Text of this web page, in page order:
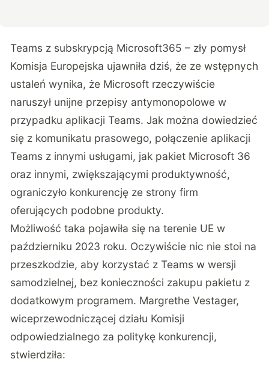
Teams z subskrypcją Microsoft365 – zły pomysł
Komisja Europejska ujawniła dziś, że ze wstępnych
ustaleń wynika, że Microsoft rzeczywiście
naruszył unijne przepisy antymonopolowe w
przypadku aplikacji Teams. Jak można dowiedzieć
się z komunikatu prasowego, połączenie aplikacji
Teams z innymi usługami, jak pakiet Microsoft 36
oraz innymi, zwiększającymi produktywność,
ograniczyło konkurencję ze strony firm
oferujących podobne produkty.
Możliwość taka pojawiła się na terenie UE w
październiku 2023 roku. Oczywiście nic nie stoi na
przeszkodzie, aby korzystać z Teams w wersji
samodzielnej, bez konieczności zakupu pakietu z
dodatkowym programem. Margrethe Vestager,
wiceprzewodniczącej działu Komisji
odpowiedzialnego za politykę konkurencji,
stwierdziła: